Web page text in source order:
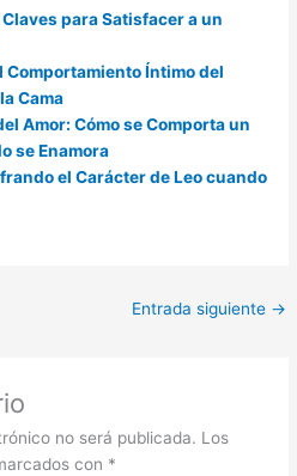
para Satisfacer a un
Comportamiento Íntimo del
Cama
Amor: Cómo se Comporta un
se Enamora
el Carácter de Leo cuando
Entrada siguiente →
no será publicada. Los
con *